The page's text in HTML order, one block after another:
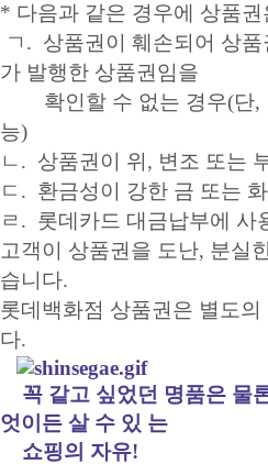
* 다음과 같은 경우에 상품
ㄱ. 상품권이 훼손되어 상
가 발행한 상품권임을
확인할 수 없는 경우(단,
능)
ㄴ. 상품권이 위, 변조 또는
ㄷ. 환금성이 강한 금 또는
ㄹ. 롯데카드 대금납부에 사
고객이 상품권을 도난, 분실
습니다.
롯데백화점 상품권은 별도
다.
꼭 같고 싶었던 명품은 물
엇이든 살 수 있 는
쇼핑의 자유!